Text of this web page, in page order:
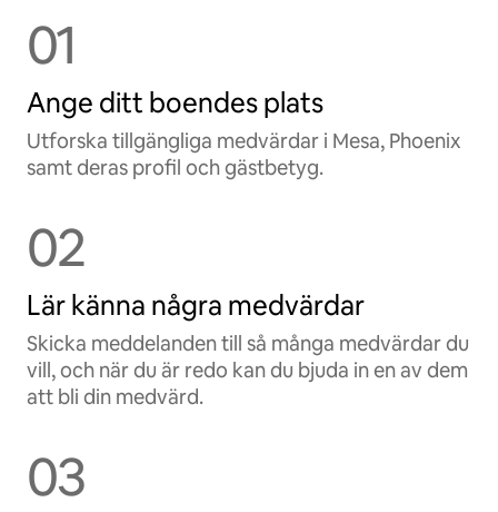
01
Ange ditt boendes plats
Utforska tillgängliga medvärdar i Mesa, Phoenix
samt deras profil och gästbetyg.
02
Lär känna några medvärdar
Skicka meddelanden till så många medvärdar du
vill, och när du är redo kan du bjuda in en av dem
att bli din medvärd.
03